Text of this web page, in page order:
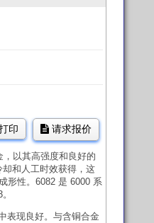
印 请求报价
以其高强度和良好的
和人工时效获得，这
形性。6082 是 6000 系
表现良好。与含铜合金